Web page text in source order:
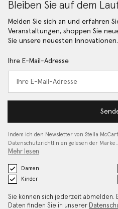
Bleiben Sie auf dem
Melden Sie sich an und erfahren
Veranstaltungen, shoppen Sie
Sie unsere neuesten Innovationen.
Ihre E-Mail-Adresse
Indem ich den Newsletter von Stella
Datenschutzrichtlinien gelesen der Marke…
Mehr lesen
Damen
Kinder
Sie können sich jederzeit abmelden.
Daten finden Sie in unserer